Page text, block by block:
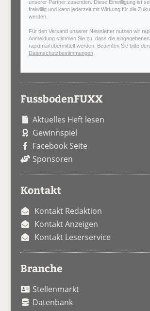
unserer Partner zusenden. Diese Einwilligung ist
freiwillig und kann jederzeit mit Wirkung für die
werden.
Für den Versand unserer Newsletter nutzen wir
Anmeldung stimmen Sie zu, dass die
rapidmail übermittelt werden. Beachten Sie bitte
Datenschutzbestimmungen.
FussbodenFUXX
Aktuelles Heft lesen
Gewinnspiel
Facebook Seite
Sponsoren
Kontakt
Kontakt Redaktion
Kontakt Anzeigen
Kontakt Leserservice
Branche
Stellenmarkt
Datenbank